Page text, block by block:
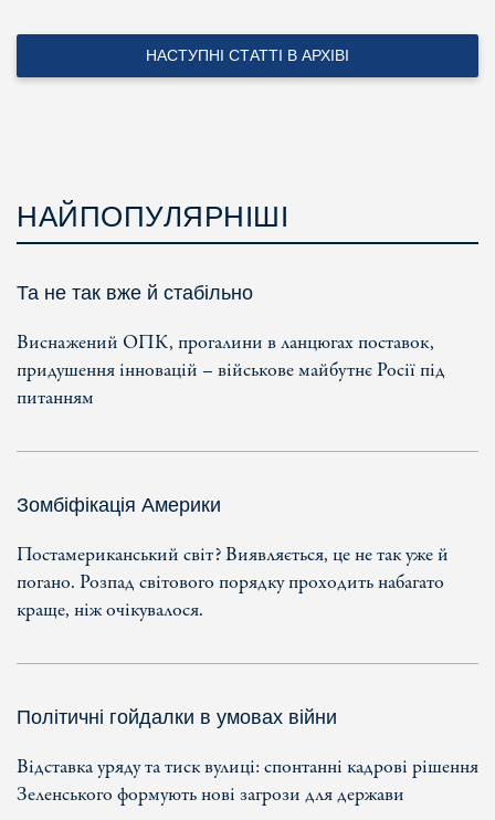
НАСТУПНІ СТАТТІ В АРХІВІ
НАЙПОПУЛЯРНІШІ
Та не так вже й стабільно
Виснажений ОПК, прогалини в ланцюгах поставок,
придушення інновацій – військове майбутнє Росії під
питанням
Зомбіфікація Америки
Постамериканський світ? Виявляється, це не так уже й
погано. Розпад світового порядку проходить набагато
краще, ніж очікувалося.
Політичні гойдалки в умовах війни
Відставка уряду та тиск вулиці: спонтанні кадрові рішення
Зеленського формують нові загрози для держави